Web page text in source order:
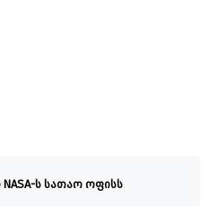
NASA-ს სათაო ოფისს